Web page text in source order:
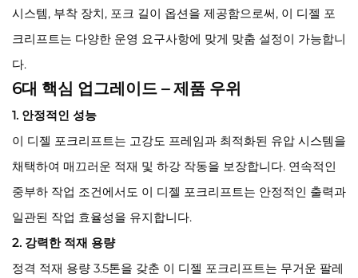
시스템, 부착 장치, 포크 길이 옵션을 제공함으로써, 이 디젤 포
크리프트는 다양한 운영 요구사항에 맞게 맞춤 설정이 가능합니
다.
6대 핵심 업그레이드 – 제품 우위
1. 안정적인 성능
이 디젤 포크리프트는 고강도 프레임과 최적화된 유압 시스템을
채택하여 매끄러운 적재 및 하강 작동을 보장합니다. 연속적인
중부하 작업 조건에서도 이 디젤 포크리프트는 안정적인 출력과
일관된 작업 효율성을 유지합니다.
2. 강력한 적재 용량
정격 적재 용량 3.5톤을 갖춘 이 디젤 포크리프트는 무거운 팔레